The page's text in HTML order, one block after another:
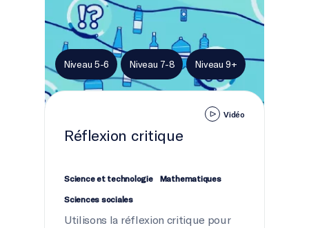
Niveau 5-6 Niveau 7-8 Niveau 9+
Vidéo
Réflexion critique
Science et technologie Mathematiques
Sciences sociales
Utilisons la réflexion critique pour